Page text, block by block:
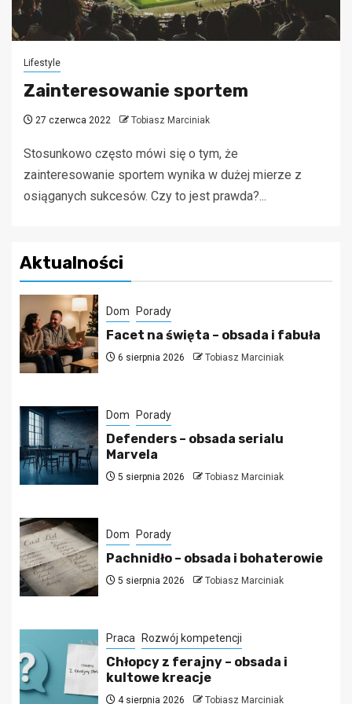
Lifestyle
Zainteresowanie sportem
27 czerwca 2022 Tobiasz Marciniak
Stosunkowo często mówi się o tym, że
zainteresowanie sportem wynika w dużej mierze z
osiąganych sukcesów. Czy to jest prawda?...
Aktualności
Dom Porady
Facet na święta – obsada i fabuła
6 sierpnia 2026 Tobiasz Marciniak
Dom Porady
Defenders – obsada serialu
Marvela
5 sierpnia 2026 Tobiasz Marciniak
Dom Porady
Pachnidło – obsada i bohaterowie
5 sierpnia 2026 Tobiasz Marciniak
Praca Rozwój kompetencji
Chłopcy z ferajny – obsada i
kultowe kreacje
4 sierpnia 2026 Tobiasz Marciniak